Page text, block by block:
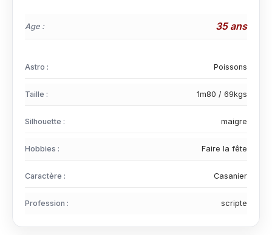
Age : 35 ans
Astro : Poissons
Taille : 1m80 / 69kgs
Silhouette : maigre
Hobbies : Faire la fête
Caractère : Casanier
Profession : scripte